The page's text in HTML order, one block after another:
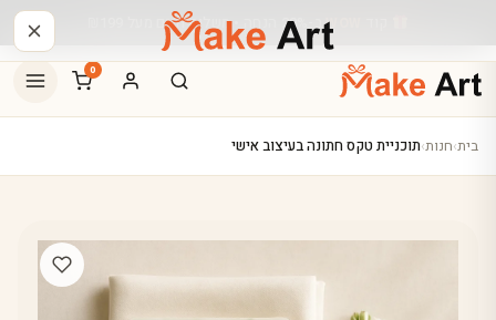
WOWב-20% הנחה • משלוח חינם מעל
0
בית›חנות›תוכניית טקס חתונה בעיצוב אישי